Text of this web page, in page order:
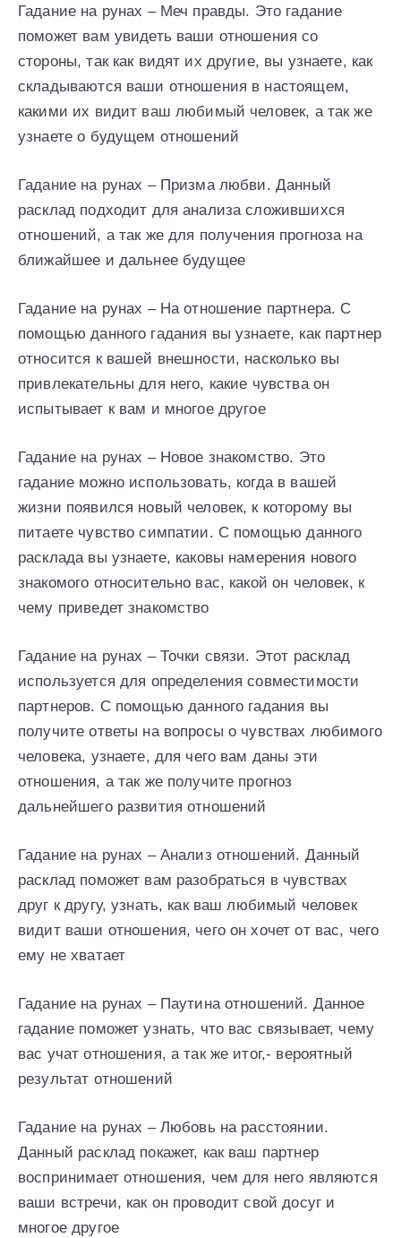
Гадание на рунах – Меч правды. Это гадание
поможет вам увидеть ваши отношения со
стороны, так как видят их другие, вы узнаете, как
складываются ваши отношения в настоящем,
какими их видит ваш любимый человек, а так же
узнаете о будущем отношений
Гадание на рунах – Призма любви. Данный
расклад подходит для анализа сложившихся
отношений, а так же для получения прогноза на
ближайшее и дальнее будущее
Гадание на рунах – На отношение партнера. С
помощью данного гадания вы узнаете, как партнер
относится к вашей внешности, насколько вы
привлекательны для него, какие чувства он
испытывает к вам и многое другое
Гадание на рунах – Новое знакомство. Это
гадание можно использовать, когда в вашей
жизни появился новый человек, к которому вы
питаете чувство симпатии. С помощью данного
расклада вы узнаете, каковы намерения нового
знакомого относительно вас, какой он человек, к
чему приведет знакомство
Гадание на рунах – Точки связи. Этот расклад
используется для определения совместимости
партнеров. С помощью данного гадания вы
получите ответы на вопросы о чувствах любимого
человека, узнаете, для чего вам даны эти
отношения, а так же получите прогноз
дальнейшего развития отношений
Гадание на рунах – Анализ отношений. Данный
расклад поможет вам разобраться в чувствах
друг к другу, узнать, как ваш любимый человек
видит ваши отношения, чего он хочет от вас, чего
ему не хватает
Гадание на рунах – Паутина отношений. Данное
гадание поможет узнать, что вас связывает, чему
вас учат отношения, а так же итог,- вероятный
результат отношений
Гадание на рунах – Любовь на расстоянии.
Данный расклад покажет, как ваш партнер
воспринимает отношения, чем для него являются
ваши встречи, как он проводит свой досуг и
многое другое